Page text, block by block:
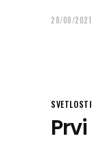
28/08/2021